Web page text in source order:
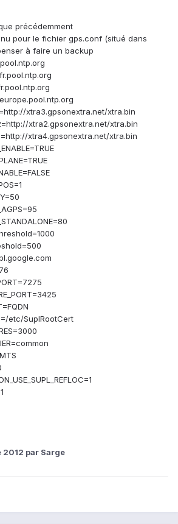
précédemment
pour le fichier gps.conf (situé dans
à faire un backup
xtra3.gpsonextra.net/xtra.bin
xtra2.gpsonextra.net/xtra.bin
xtra4.gpsonextra.net/xtra.bin
etc/SuplRootCert
2012 par Sarge